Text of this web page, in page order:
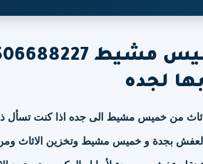
نقل عفش من جدة الى أبها خميس مشيط
لجده
من خميس مشيط الى جده اذا كنت تسأل
بجدة و خميس مشيط وتخزين الاثاث